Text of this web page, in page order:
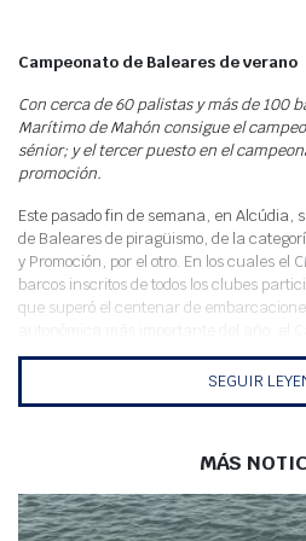
Campeonato de Baleares de verano
Con cerca de 60 palistas y más de 100
Marítimo de Mahón consigue el
sénior; y el tercer puesto en el
promoción.
Este pasado fin de semana, en Alcúdia,
de Baleares de piragüismo, de la
y Promoción, por el otro. En los cuales el
barcos inscritos de todos los clubes
que superó el centenar de
sprint.
mismo fin de semana en la pista de
gana un campeonato de Baleares de
ganando catorce años consecutivos; y
SEGUIR
MÁS